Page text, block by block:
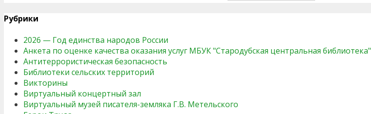
Рубрики
2026 — Год единства народов России
Анкета по оценке качества оказания услуг МБУК "Стародубская центральная библиотека"
Антитеррористическая безопасность
Библиотеки сельских территорий
Викторины
Виртуальный концертный зал
Виртуальный музей писателя-земляка Г.В. Метельского